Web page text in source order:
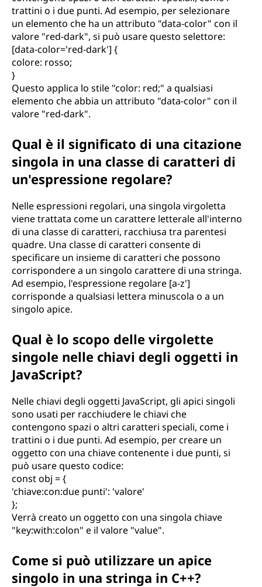
trattini o i due punti. Ad esempio, per selezionare
un elemento che ha un attributo "data-color" con il
valore "red-dark", si può usare questo selettore:
[data-color='red-dark'] {
colore: rosso;
}
Questo applica lo stile "color: red;" a qualsiasi
elemento che abbia un attributo "data-color" con il
valore "red-dark".
Qual è il significato di una citazione
singola in una classe di caratteri di
un'espressione regolare?
Nelle espressioni regolari, una singola virgoletta
viene trattata come un carattere letterale all'interno
di una classe di caratteri, racchiusa tra parentesi
quadre. Una classe di caratteri consente di
specificare un insieme di caratteri che possono
corrispondere a un singolo carattere di una stringa.
Ad esempio, l'espressione regolare [a-z']
corrisponde a qualsiasi lettera minuscola o a un
singolo apice.
Qual è lo scopo delle virgolette
singole nelle chiavi degli oggetti in
JavaScript?
Nelle chiavi degli oggetti JavaScript, gli apici singoli
sono usati per racchiudere le chiavi che
contengono spazi o altri caratteri speciali, come i
trattini o i due punti. Ad esempio, per creare un
oggetto con una chiave contenente i due punti, si
può usare questo codice:
const obj = {
'chiave:con:due punti': 'valore'
};
Verrà creato un oggetto con una singola chiave
"key:with:colon" e il valore "value".
Come si può utilizzare un apice
singolo in una stringa in C++?